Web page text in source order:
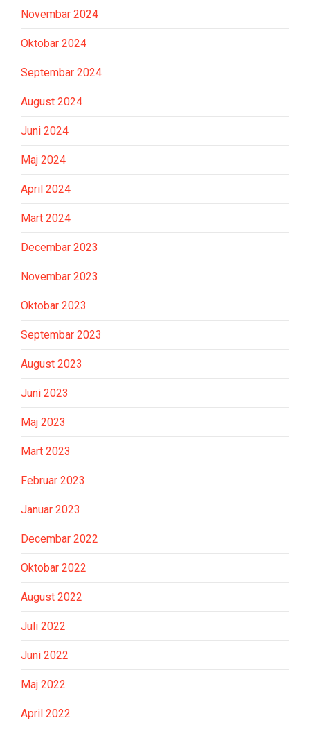
Novembar 2024
Oktobar 2024
Septembar 2024
August 2024
Juni 2024
Maj 2024
April 2024
Mart 2024
Decembar 2023
Novembar 2023
Oktobar 2023
Septembar 2023
August 2023
Juni 2023
Maj 2023
Mart 2023
Februar 2023
Januar 2023
Decembar 2022
Oktobar 2022
August 2022
Juli 2022
Juni 2022
Maj 2022
April 2022